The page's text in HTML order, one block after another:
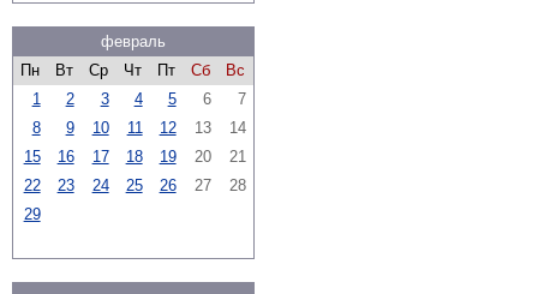
февраль
Пн
Вт Ср Чт Пт Сб
Вс
1
2 3 4 5 6
7
8
9 10 11 12 13
14
15
16 17 18 19 20
21
22
23 24 25 26 27
28
29